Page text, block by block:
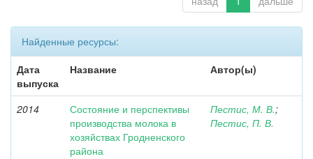
Найденные ресурсы:
Дата
выпуска
Название Автор(ы)
2014
Состояние и перспективы
производства молока в
хозяйствах Гродненского
района
Пестис, М. В.;
Пестис, П. В.